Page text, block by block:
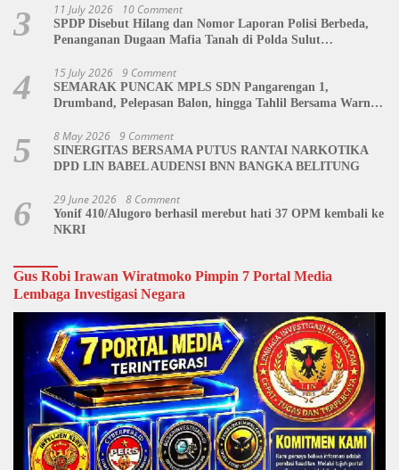
3 11 July 2026 10 Comment
SPDP Disebut Hilang dan Nomor Laporan Polisi Berbeda,
Penanganan Dugaan Mafia Tanah di Polda Sulut
4 15 July 2026 9 Comment
SEMARAK PUNCAK MPLS SDN Pangarengan 1,
Drumband, Pelepasan Balon, hingga Tahlil Bersama Warnai
5 8 May 2026 9 Comment
SINERGITAS BERSAMA PUTUS RANTAI NARKOTIKA
DPD LIN BABEL AUDENSI BNN BANGKA BELITUNG
6 29 June 2026 8 Comment
Yonif 410/Alugoro berhasil merebut hati 37 OPM kembali ke
NKRI
Gus Robi Irawan Wiratmoko Pimpin 7 Portal Media
Lembaga Investigasi Negara
Video
Player